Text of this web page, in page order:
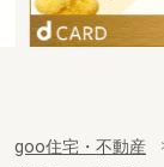
goo住宅・不動産